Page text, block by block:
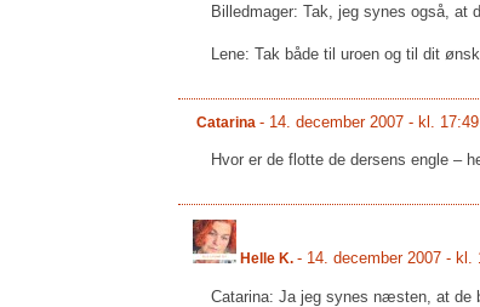
Billedmager: Tak, jeg synes også, at
Lene: Tak både til uroen og til dit
Catarina - 14. december 2007 - kl. 17:49
Hvor er de flotte de dersens engle –
Helle K. - 14. december 2007 - kl.
Catarina: Ja jeg synes næsten, at de